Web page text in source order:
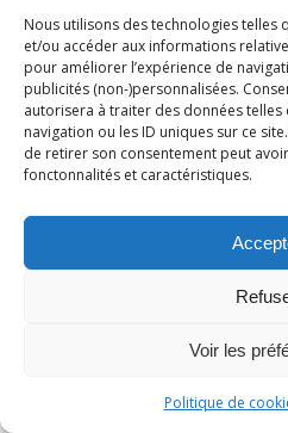
Nous utilisons des technologies telles
et/ou accéder aux informations
pour améliorer l’expérience de
publicités (non-)personnalisées.
autorisera à traiter des données
navigation ou les ID uniques sur ce
de retirer son consentement peut
fonctonnalités et caractéristiques.
Voir les
Politique de
mars 2022
février 2022
janvier 2022
décembre 2021
novembre 2021